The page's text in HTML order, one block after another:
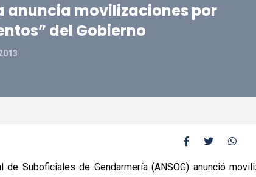
anuncia movilizaciones por
del Gobierno
de Suboficiales de Gendarmería (ANSOG) anunció